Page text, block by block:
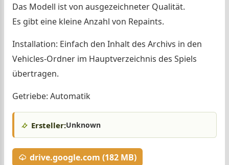
Das Modell ist von ausgezeichneter Qualität.
Es gibt eine kleine Anzahl von Repaints.
Installation: Einfach den Inhalt des Archivs in den
Vehicles-Ordner im Hauptverzeichnis des Spiels
übertragen.
Getriebe: Automatik
Ersteller:Unknown
drive.google.com (182 MB)